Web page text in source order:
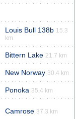
Louis Bull 138b 15.3
km
Bittern Lake 21.7 km
New Norway 30.4 km
Ponoka 35.4 km
Camrose 37.3 km